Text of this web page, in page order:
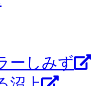
ーしみず